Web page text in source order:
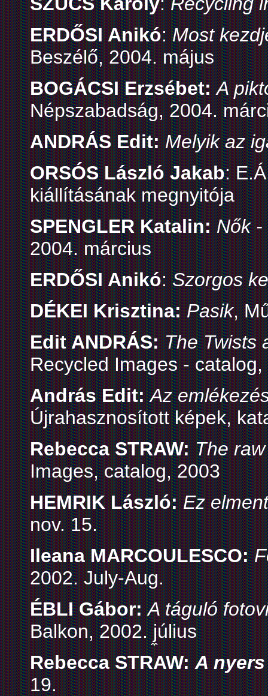
ERDŐSI Anikó:Most
Beszélő, 2004. május
BOGÁCSI Erzsébet: A
Népszabadság, 2004.
ANDRÁS Edit:Melyik az
ORSÓS László Jakab:
kiállításának megnyitója
SPENGLER Katalin: Nők -
2004. március
ERDŐSI Anikó:Szorgos
DÉKEI Krisztina: Pasik,
Edit ANDRÁS: The Twists
Recycled Images - catalog,
András Edit: Az
Újrahasznosított képek,
Rebecca STRAW: The
Images, catalog, 2003
HEMRIK László: Ez
nov. 15.
Ileana MARCOULESCO:
2002. July-Aug.
ÉBLI Gábor: A táguló
Balkon, 2002. j̼úlius
Rebecca STRAW:A
19.